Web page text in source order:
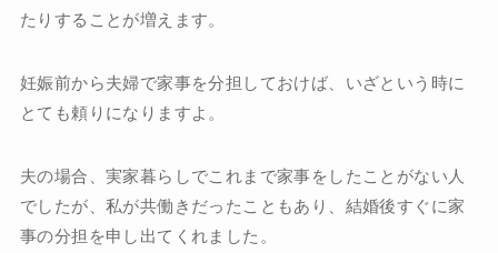
たりすることが増えます。
妊娠前から夫婦で家事を分担しておけば、いざという時に
とても頼りになりますよ。
夫の場合、実家暮らしでこれまで家事をしたことがない人
でしたが、私が共働きだったこともあり、結婚後すぐに家
事の分担を申し出てくれました。